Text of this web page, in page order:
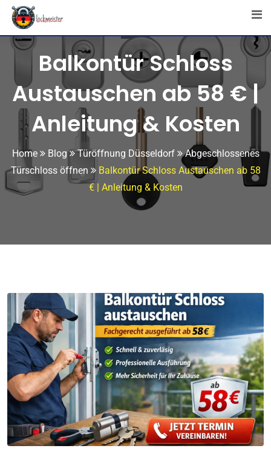
Balkontür Schloss
Austauschen ab 58 € |
Anleitung & Kosten
Home Blog Türöffnung Düsseldorf
Abgeschlossenes
Türschloss öffnen
Balkontür Schloss Austauschen ab 58
€ | Anleitung & Kosten